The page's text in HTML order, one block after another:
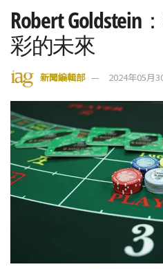
Robert
彩的未來
新聞編輯部 2024年05月